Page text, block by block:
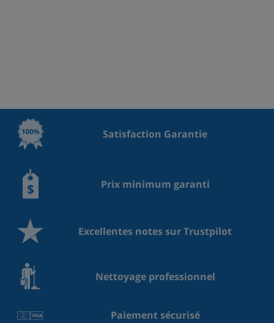
Satisfaction Garantie
Prix minimum garanti
Excellentes notes sur Trustpilot
Nettoyage professionnel
Paiement sécurisé